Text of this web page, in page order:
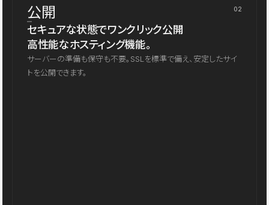
公開 02
セキュアな状態でワンクリック公開
高性能なホスティング機能。
サーバーの準備も保守も不要。SSLを標準で備え、安定したサイ
トを公開できます。